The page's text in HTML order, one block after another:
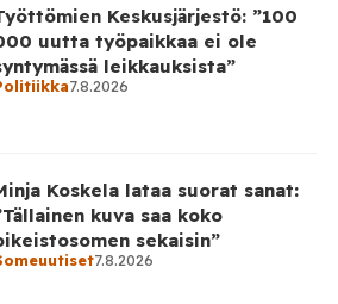
Keskusjärjestö: ”100
uutta työpaikkaa ei ole
leikkauksista”
7.8.2026
Koskela lataa suorat sanat:
kuva saa koko
sekaisin”
7.8.2026